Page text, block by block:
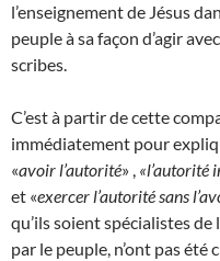
l’enseignement de Jésus
peuple à sa façon d’agir
scribes.
C’est à partir de cette
immédiatement pour
«avoir l’autorité» , «l’autorité
et «exercer l’autorité sans
qu’ils soient spécialistes de
par le peuple, n’ont pas été